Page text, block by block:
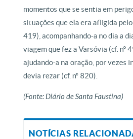
momentos que se sentia em
situações que ela era afligida pelo
419), acompanhando-a no dia a
viagem que fez a Varsóvia (cf. nº
ajudando-a na oração, por vezes
devia rezar (cf. nº 820).
(Fonte: Diário de Santa Faustina)
NOTÍCIAS